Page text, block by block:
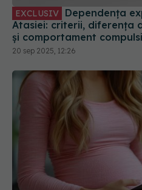
EXCLUSIV
Atasiei: criterii, diferența
și comportament
20 sep 2025, 12:26